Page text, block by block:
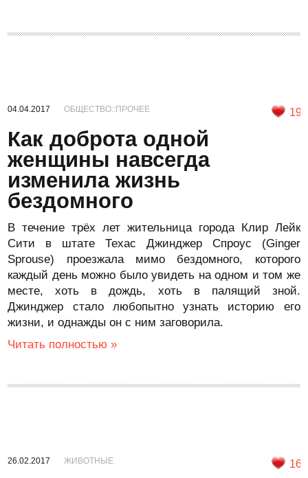
04.04.2017 ОБЩЕСТВО::ПРОЧЕЕ 19
Как доброта одной
женщины навсегда
изменила жизнь
бездомного
В течение трёх лет жительница города Клир Лейк
Сити в штате Техас Джинджер Спроус (Ginger
Sprouse) проезжала мимо бездомного, которого
каждый день можно было увидеть на одном и том же
месте, хоть в дождь, хоть в палящий зной.
Джинджер стало любопытно узнать историю его
жизни, и однажды он с ним заговорила.
Читать полностью »
26.02.2017 ЖИВОТНЫЕ 16